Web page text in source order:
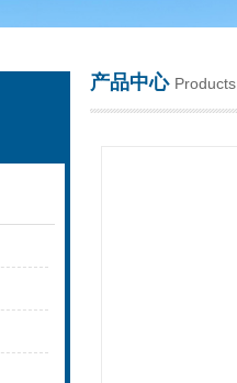
产品中心 Products